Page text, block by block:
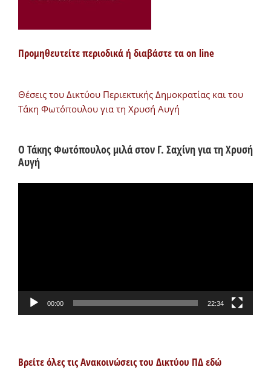
Προμηθευτείτε περιοδικά ή διαβάστε τα on line
Θέσεις του Δικτύου Περιεκτικής Δημοκρατίας και του
Τάκη Φωτόπουλου για τη Χρυσή Αυγή
Ο Τάκης Φωτόπουλος μιλά στον Γ. Σαχίνη για τη Χρυσή
Αυγή
00:00 22:34
Βρείτε όλες τις Ανακοινώσεις του Δικτύου ΠΔ εδώ